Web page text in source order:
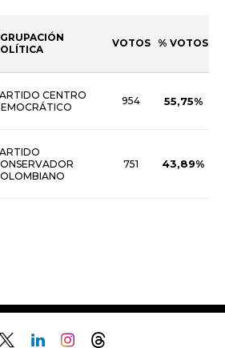
VOTOS % VOTOS
CENTRO
954 55,75%
751 43,89%